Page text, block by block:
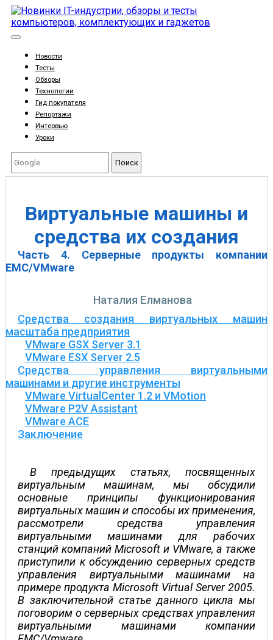
Новости
Тесты
Обзоры
Технологии
Гид покупателя
Репортажи
Интервью
Уроки
Поиск
Виртуальные машины и
средства их создания
Часть 4. Серверные продукты компании
EMC/VMware
Наталия Елманова
Средства создания виртуальных машин
масштаба предприятия
VMware GSX Server 3.1
VMware ESX Server 2.5
Средства управления виртуальными
машинами и другие инструменты
VMware VirtualCenter 1.2 и VMotion
VMware P2V Assistant
VMware ACE
Заключение
В предыдущих статьях, посвященных
виртуальным машинам, мы обсудили
основные принципы функционирования
виртуальных машин и способы их применения,
рассмотрели средства управления
виртуальными машинами для рабочих
станций компаний Microsoft и VMware, а также
приступили к обсуждению серверных средств
управления виртуальными машинами на
примере продукта Microsoft Virtual Server 2005.
В заключительной статье данного цикла мы
поговорим о серверных средствах управления
виртуальными машинами компании